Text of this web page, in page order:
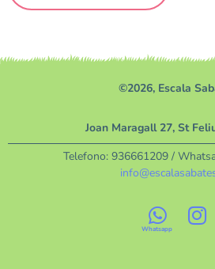
©2026, Escala
Joan Maragall 27, St
Telefono: 936661209/